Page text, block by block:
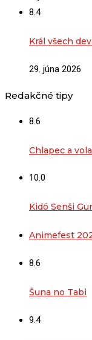
8.4
Král všech
29. júna 2026
Redakčné tipy
8.6
Chlapec a
10.0
Kidó Senši
Animefest
8.6
Šuna no Tabi
9.4